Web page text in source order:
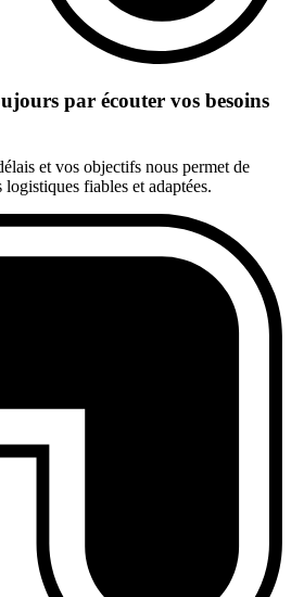
par écouter vos besoins
et vos objectifs nous permet de
fiables et adaptées.